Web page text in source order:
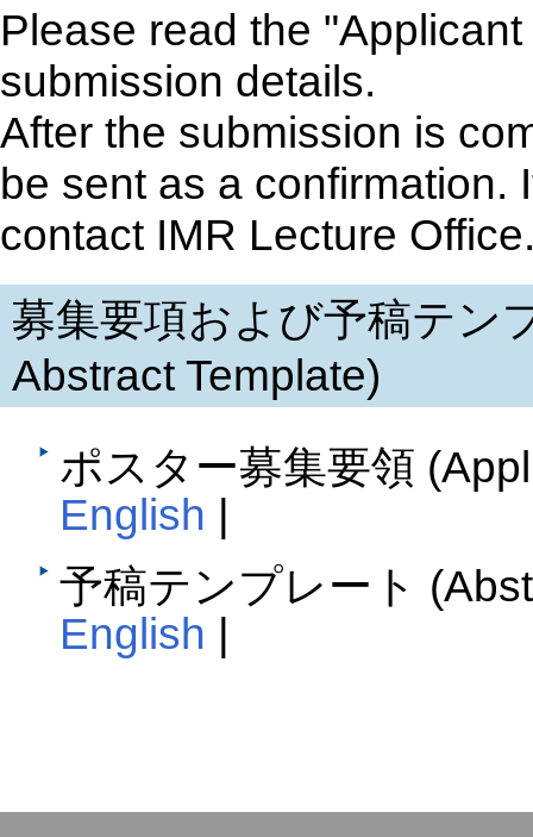
Please read the
submission details.
After the submission is
be sent as a confirmation.
contact IMR Lecture
募集要項および予稿テン
Abstract Template)
ポスター募集要領
English |
予稿テンプレート
English |